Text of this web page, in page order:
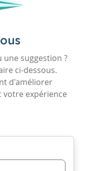
suggestion ?
ci-dessous.
d'améliorer
votre expérience